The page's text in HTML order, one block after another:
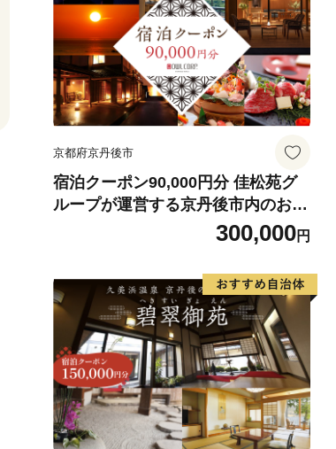
京都府京丹後市
宿泊クーポン90,000円分 佳松苑グ
ループが運営する京丹後市内のお宿
でご利用いただけます。300,000円